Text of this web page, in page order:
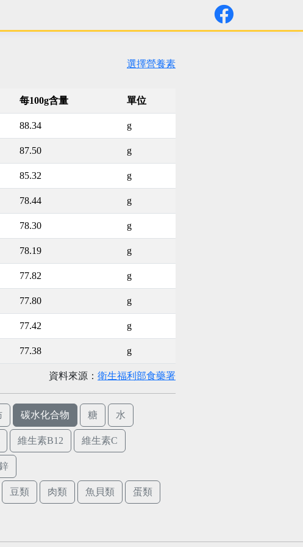
選擇營養素
每100g含量 單位
88.34 g
87.50 g
85.32 g
78.44 g
78.30 g
78.19 g
77.82 g
77.80 g
77.42 g
77.38 g
資料來源： 衛生福利部食藥署
碳水化合物 糖 水
維生素B12 維生素C
豆類 肉類 魚貝類 蛋類